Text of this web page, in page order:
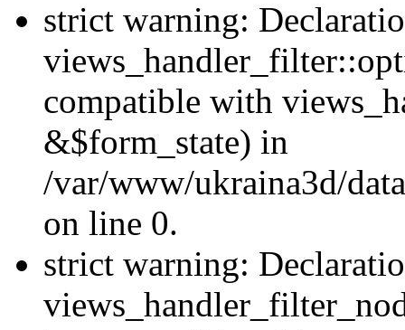
strict warning:
compatible with
&$form_state) in
/var/www/ukraina3d/
on line 0.
strict warning: